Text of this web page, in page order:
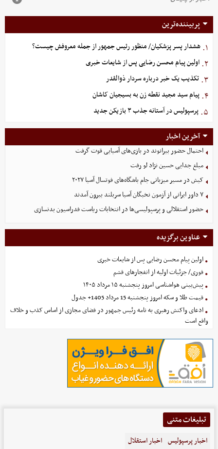
پربیننده‌ترین
۱. هشدار پسر پزشکیان/ منظور رئیس جمهور از جمله معروفش چیست؟
۲. اولین پیام محسن رضایی پس از شایعات خبری
۳. تکذیب یک خبر درباره سردار ذوالقدر
۴. پیام سید مجید نقطه زن به بسیجیان کاشان
۵. پرسپولیس در آستانه جذب ۳ بازیکن جدید
آخرین اخبار
احتمال حضور بیرانوند در بازی‌های آسیایی قوت گرفت
مبلغ جدایی حسین نژاد لو رفت
کیش در مسیر میزبانی جام باشگاه‌های فوتسال آسیا ۲۰۲۷
۷ داور ایرانی از آزمون نخبگان آسیا سربلند بیرون آمدند
حضور استقلالی و پرسپولیسی‌ها در انتخابات ریاست فدراسیون بدنسازی
عناوین برگزیده
اولین پیام محسن رضایی پس از شایعات خبری
فوری/ جزئیات اولیه از انفجارهای قشم
پیش‌بینی هواشناسی امروز پنجشنبه ۱۵ مرداد ۱۴۰۵
قیمت طلا و سکه امروز پنجشنبه 15 مرداد 1405+ جدول
ادعای واکنش رهبری به نامه رئیس جمهور در فضای مجازی از اساس کذب و خلاف
واقع است
تبلیغات متنی
اخبار پرسپولیس اخبار استقلال